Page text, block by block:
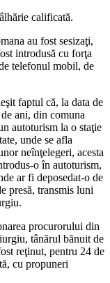
calificată.
au fost sesizaţi,
introdusă cu forţa
telefonul mobil, de
faptul că, la data de
ani, din comuna
autoturism la o staţie
unde se afla
neînţelegeri, acesta
o în autoturism,
ar fi deposedat-o de
presă, transmis luni
procurorului din
tânărul bănuit de
reţinut, pentru 24 de
cu propuneri